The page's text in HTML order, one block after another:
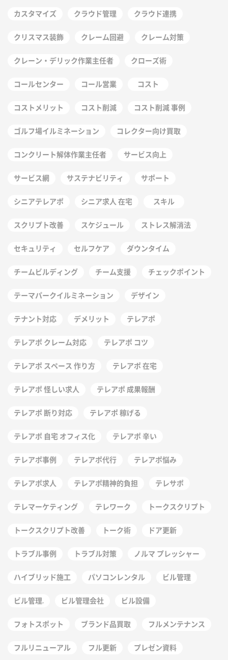
カスタマイズ クラウド管理 クラウド連携
クリスマス装飾 クレーム回避 クレーム対策
クレーン・デリック作業主任者 クローズ術
コールセンター コール営業 コスト
コストメリット コスト削減 コスト削減 事例
ゴルフ場イルミネーション コレクター向け買取
コンクリート解体作業主任者 サービス向上
サービス網 サステナビリティ サポート
シニアテレアポ シニア求人 在宅 スキル
スクリプト改善 スケジュール ストレス解消法
セキュリティ セルフケア ダウンタイム
チームビルディング チーム支援 チェックポイント
テーマパークイルミネーション デザイン
テナント対応 デメリット テレアポ
テレアポ クレーム対応 テレアポ コツ
テレアポ スペース 作り方 テレアポ 在宅
テレアポ 怪しい求人 テレアポ 成果報酬
テレアポ 断り対応 テレアポ 稼げる
テレアポ 自宅 オフィス化 テレアポ 辛い
テレアポ事例 テレアポ代行 テレアポ悩み
テレアポ求人 テレアポ精神的負担 テレサポ
テレマーケティング テレワーク トークスクリプト
トークスクリプト改善 トーク術 ドア更新
トラブル事例 トラブル対策 ノルマ プレッシャー
ハイブリッド施工 パソコンレンタル ビル管理
ビル管理. ビル管理会社 ビル設備
フォトスポット ブランド品買取 フルメンテナンス
フルリニューアル フル更新 プレゼン資料